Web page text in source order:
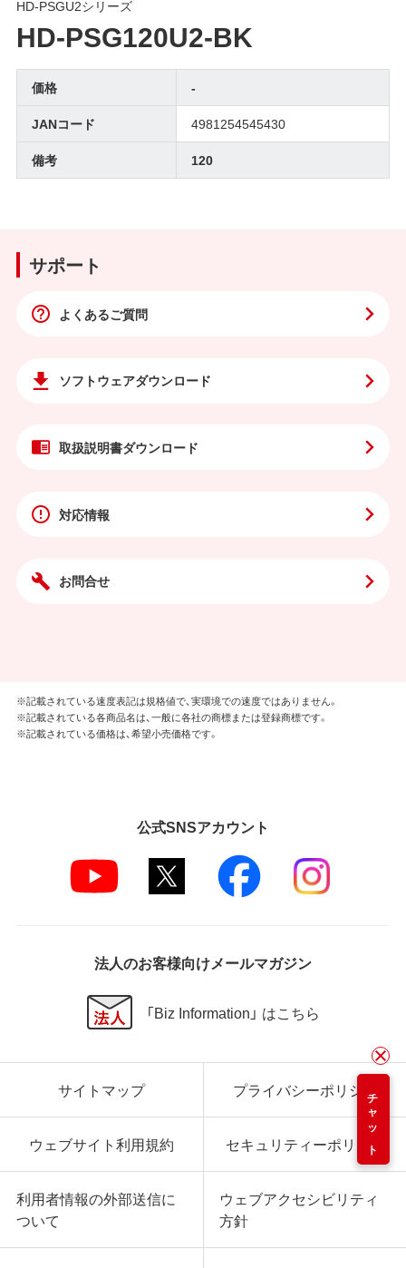
HD-PSGU2シリーズ
HD-PSG120U2-BK
価格
-
JANコード
4981254545430
備考
120
サポート
よくあるご質問
ソフトウェアダウンロード
取扱説明書ダウンロード
対応情報
お問合せ
チャット
※記載されている速度表記は規格値で、実環境での速度ではありません。
※記載されている各商品名は、一般に各社の商標または登録商標です。
※記載されている価格は、希望小売価格です。
公式SNSアカウント
法人のお客様向けメールマガジン
「Biz Information」 はこちら
サイトマップ プライバシーポリシー
ウェブサイト利用規約 セキュリティーポリシー
利用者情報の外部送信に
ついて
ウェブアクセシビリティ
方針